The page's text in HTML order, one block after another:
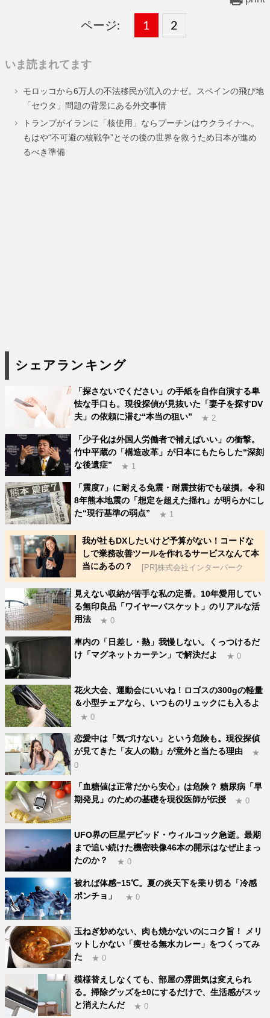
ページ:
固
ー
ジ
1 ,
固
ー
ジ
2
いま読まれてます
モロッコから6万人の不法移民が流入のナゼ。スペインの飛び地
「セウタ」問題の背景にある外交事情
トランプがイランに「核使用」ならプーチンはウクライナへ。
もはや“不可避の核戦争”とその後の世界を救うため日本が進め
るべき準備
シェアランキング
「探さないでください」の手紙を自作自演する卑
怯な手口も。現役探偵が見抜いた「妻子を探すDV
夫」の依頼に潜む“本当の狙い”
★ 2
「少子化は外国人労働者で補えばいい」の衝撃。
竹中平蔵の「構造改革」が日本にもたらした“深刻
な後遺症”
★ 1
「震度7」に耐える免震・耐震技術でも破損。令和
8年熊本地震の「想定を超えた揺れ」が明らかにし
た“現行基準の弱点”
★ 1
我が社もDXしたいけど予算がない！コードな
しで業務改善ツールを作れるサービスなんて本
当にあるの？
[PR]株式会社インターパーク
見えない収納が苦手な私の定番。10年愛用してい
る無印良品「ワイヤーバスケット」のリアルな活
用法
★ 0
車内の「日差し・熱」我慢しない。くっつけるだ
け「マグネットカーテン」で解決だよ
★ 0
花火大会、運動会にいいね！ロゴスの300gの軽量
＆小型チェアなら、いつものリュックにも入るよ
★ 0
恋愛中は「気づけない」という危険も。現役探偵
が見てきた「友人の勘」が意外と当たる理由
★
0
「血糖値は正常だから安心」は危険？ 糖尿病「早
期発見」のための基礎を現役医師が伝授
★ 0
UFO界の巨星デビッド・ウィルコック急逝。最期
まで追い続けた機密映像46本の開示はなぜ止まっ
たのか？
★ 0
被れば体感−15℃。夏の炎天下を乗り切る「冷感
ポンチョ」
★ 0
玉ねぎ炒めない、肉も焼かないのにコク旨！ メリ
ットしかない「痩せる無水カレー」をつくってみ
た
★ 0
模様替えしなくても、部屋の雰囲気は変えられ
る。掃除グッズを±0にするだけで、生活感がスッ
と消えたんだ
★ 0